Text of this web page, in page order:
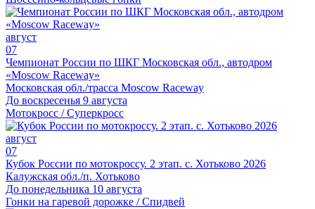
август
07
Чемпионат России по ШКГ Московская обл., автодром
«Moscow Raceway»
Московская обл./трасса Moscow Raceway
До воскресенья 9 августа
Мотокросс / Суперкросс
август
07
Кубок России по мотокроссу. 2 этап. с. Хотьково 2026
Калужская обл./п. Хотьково
До понедельника 10 августа
Гонки на гаревой дорожке / Спидвей